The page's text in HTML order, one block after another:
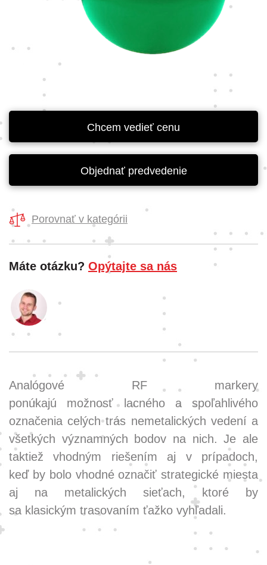
Chcem vedieť cenu
Objednať predvedenie
Porovnať v kategórii
Máte otázku? Opýtajte sa nás
Analógové RF markery
ponúkajú možnosť lacného a spoľahlivého
označenia celých trás nemetalických vedení a
všetkých významných bodov na nich. Je ale
taktiež vhodným riešením aj v prípadoch,
keď by bolo vhodné označiť strategické miesta
aj na metalických sieťach, ktoré by
sa klasickým trasovaním ťažko vyhľadali.